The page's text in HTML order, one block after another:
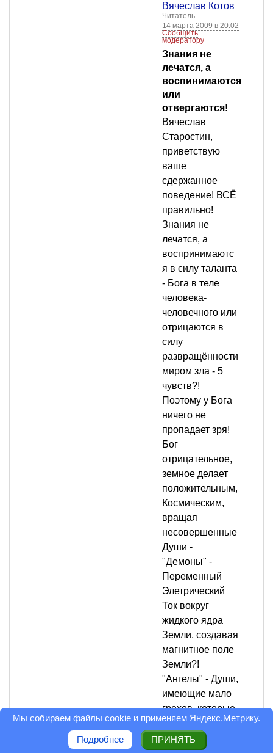
Вячеслав Котов
Читатель
14 марта 2009 в 20:02
Сообщить
модератору
Знания не
лечатся, а
воспинимаются
или
отвергаются!
Вячеслав
Старостин,
приветствую
ваше
сдержанное
поведение! ВСЁ
правильно!
Знания не
лечатся, а
воспринимаютс
я в силу таланта
- Бога в теле
человека-
человечного или
отрицаются в
силу
развращённости
миром зла - 5
чувств?!
Поэтому у Бога
ничего не
пропадает зря!
Бог
отрицательное,
земное делает
положительным,
Космическим,
вращая
несовершенные
Души -
"Демоны" -
Переменный
Элетрический
Ток вокруг
жидкого ядра
Земли, создавая
магнитное поле
Земли?!
"Ангелы" - Души,
имеющие мало
грехов, которые
после смерти
тела становятся
Мы собираем файлы cookie и применяем Яндекс.Метрику.
Подробнее ПРИНЯТЬ